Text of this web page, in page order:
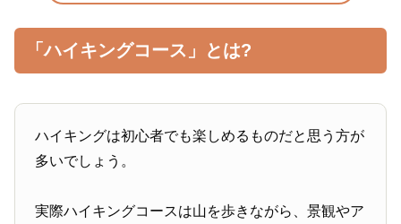
「ハイキングコース」とは?
ハイキングは初心者でも楽しめるものだと思う方が
多いでしょう。
実際ハイキングコースは山を歩きながら、景観やア